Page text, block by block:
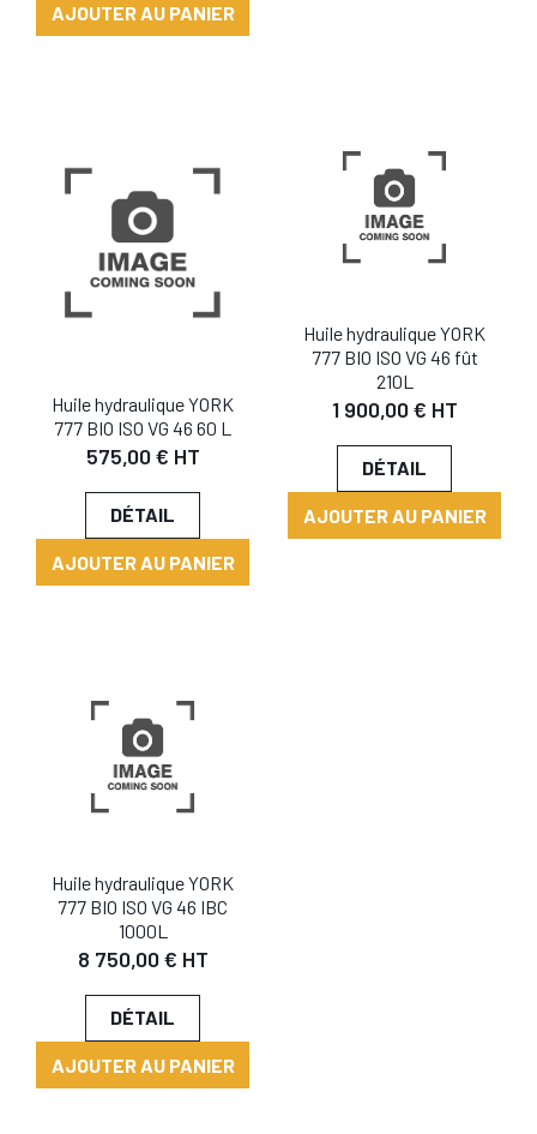
AJOUTER AU PANIER
Huile hydraulique YORK
777 BIO ISO VG 46 60 L
575,00 € HT
DÉTAIL
AJOUTER AU PANIER
Huile hydraulique YORK
777 BIO ISO VG 46 fût
210L
1 900,00 € HT
DÉTAIL
AJOUTER AU PANIER
Huile hydraulique YORK
777 BIO ISO VG 46 IBC
1000L
8 750,00 € HT
DÉTAIL
AJOUTER AU PANIER